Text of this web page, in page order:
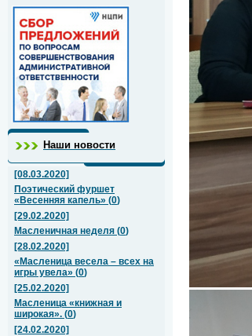
Наши новости
[08.03.2020]
Поэтический фуршет
«Весенняя капель» (0)
[29.02.2020]
Масленичная неделя (0)
[28.02.2020]
«Масленица весела – всех на
игры увела» (0)
[25.02.2020]
Масленица «книжная и
широкая». (0)
[24.02.2020]